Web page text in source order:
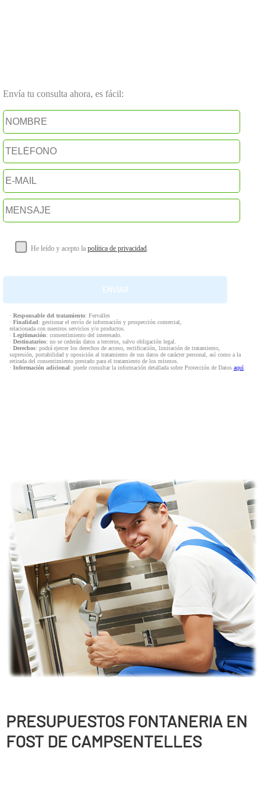
Envía tu consulta ahora, es fácil:
He leído y acepto la política de privacidad.
· Responsable del tratamiento: Fervalles
· Finalidad: gestionar el envío de información y prospección comercial,
relacionada con nuestros servicios y/o productos.
· Legitimación: consentimiento del interesado.
· Destinatarios: no se cederán datos a terceros, salvo obligación legal.
· Derechos: podrá ejercer los derechos de acceso, rectificación, limitación de tratamiento,
supresión, portabilidad y oposición al tratamiento de sus datos de carácter personal, así como a la
retirada del consentimiento prestado para el tratamiento de los mismos.
· Información adicional: puede consultar la información detallada sobre Protección de Datos aquí.
PRESUPUESTOS FONTANERIA EN
FOST DE CAMPSENTELLES